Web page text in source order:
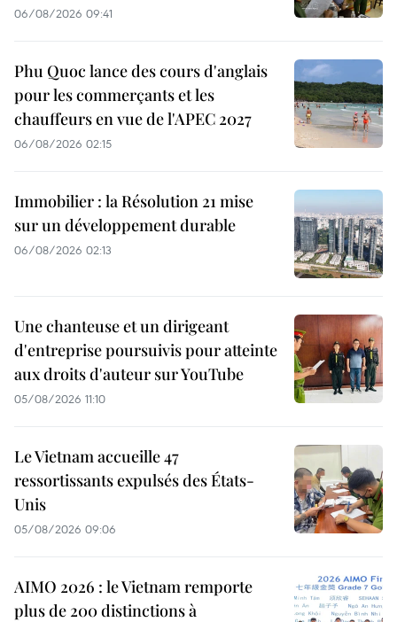
06/08/2026 09:41
Phu Quoc lance des cours d'anglais
pour les commerçants et les
chauffeurs en vue de l'APEC 2027
06/08/2026 02:15
Immobilier : la Résolution 21 mise
sur un développement durable
06/08/2026 02:13
Une chanteuse et un dirigeant
d'entreprise poursuivis pour atteinte
aux droits d'auteur sur YouTube
05/08/2026 11:10
Le Vietnam accueille 47
ressortissants expulsés des États-
Unis
05/08/2026 09:06
AIMO 2026 : le Vietnam remporte
plus de 200 distinctions à